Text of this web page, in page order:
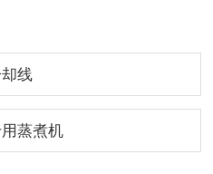
线
蒸煮机